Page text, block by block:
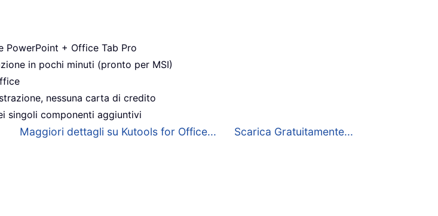
+ Office Tab Pro
in pochi minuti (pronto per MSI)
nessuna carta di credito
singoli componenti aggiuntivi
Maggiori dettagli su Kutools for Office... Scarica Gratuitamente...